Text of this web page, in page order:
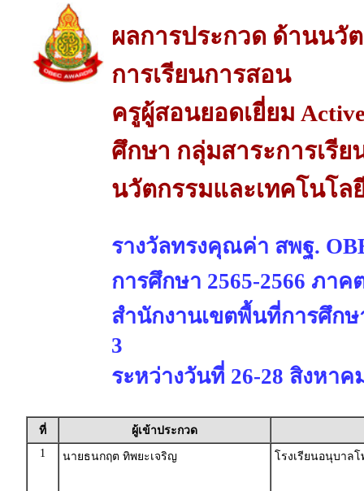
ผลการประกวด ด้านนวั
การเรียนการสอน
ครูผู้สอนยอดเยี่ยม
ศึกษา กลุ่มสาระการเรี
นวัตกรรมและเทคโนโล
รางวัลทรงคุณค่า สพฐ.
การศึกษา 2565-2566 ภาค
สำนักงานเขตพื้นที่การศึก
3
ระหว่างวันที่ 26-28 สิงหาค
ที่
ผู้เข้าประกวด
1
นายธนกฤต ทิพยะเจริญ โรงเรียนอนุบาล